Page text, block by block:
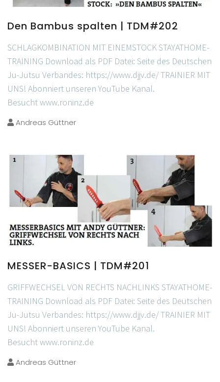
Den Bambus spalten | TDM#202
SCHLAGKOMBINATION MIT EINEMSTOCK STAYATHOME-
TRAINING Download als PDF Datei: Seite des Deutschen
Ju-Jutsu Verbandes: https://www.djjv.de/ TRAINIER MIT
UNS! Abonniert unseren YouTube Kanal.
Besucht www.roninz.de
Andreas Güttner
MESSER-BASICS | TDM#201
GRIFFWECHSEL VON RECHTS NACHLINKS STAYATHOME-
TRAINING Download als PDF Datei: Seite des Deutschen
Ju-Jutsu Verbandes: https://www.djjv.de/ TRAINIER MIT
UNS! Abonniert unseren YouTube Kanal.
Besucht www.roninz.de
Andreas Güttner